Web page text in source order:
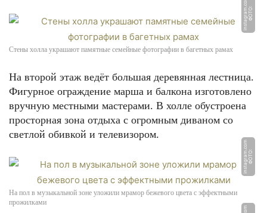
Ф
О
Т
О:
i
n
s
t
a
g
r
a
m.
c
o
m
Стены холла украшают памятные семейные фотографии в багетных рамах
На второй этаж ведёт большая деревянная лестница.
Фигурное ограждение марша и балкона изготовлено
вручную местными мастерами. В холле обустроена
просторная зона отдыха с огромным диваном со
светлой обивкой и телевизором.
Ф
О
Т
О:
i
n
s
t
a
g
r
a
m.
c
o
m
На пол в музыкальной зоне уложили мрамор бежевого цвета с эффектными
прожилками